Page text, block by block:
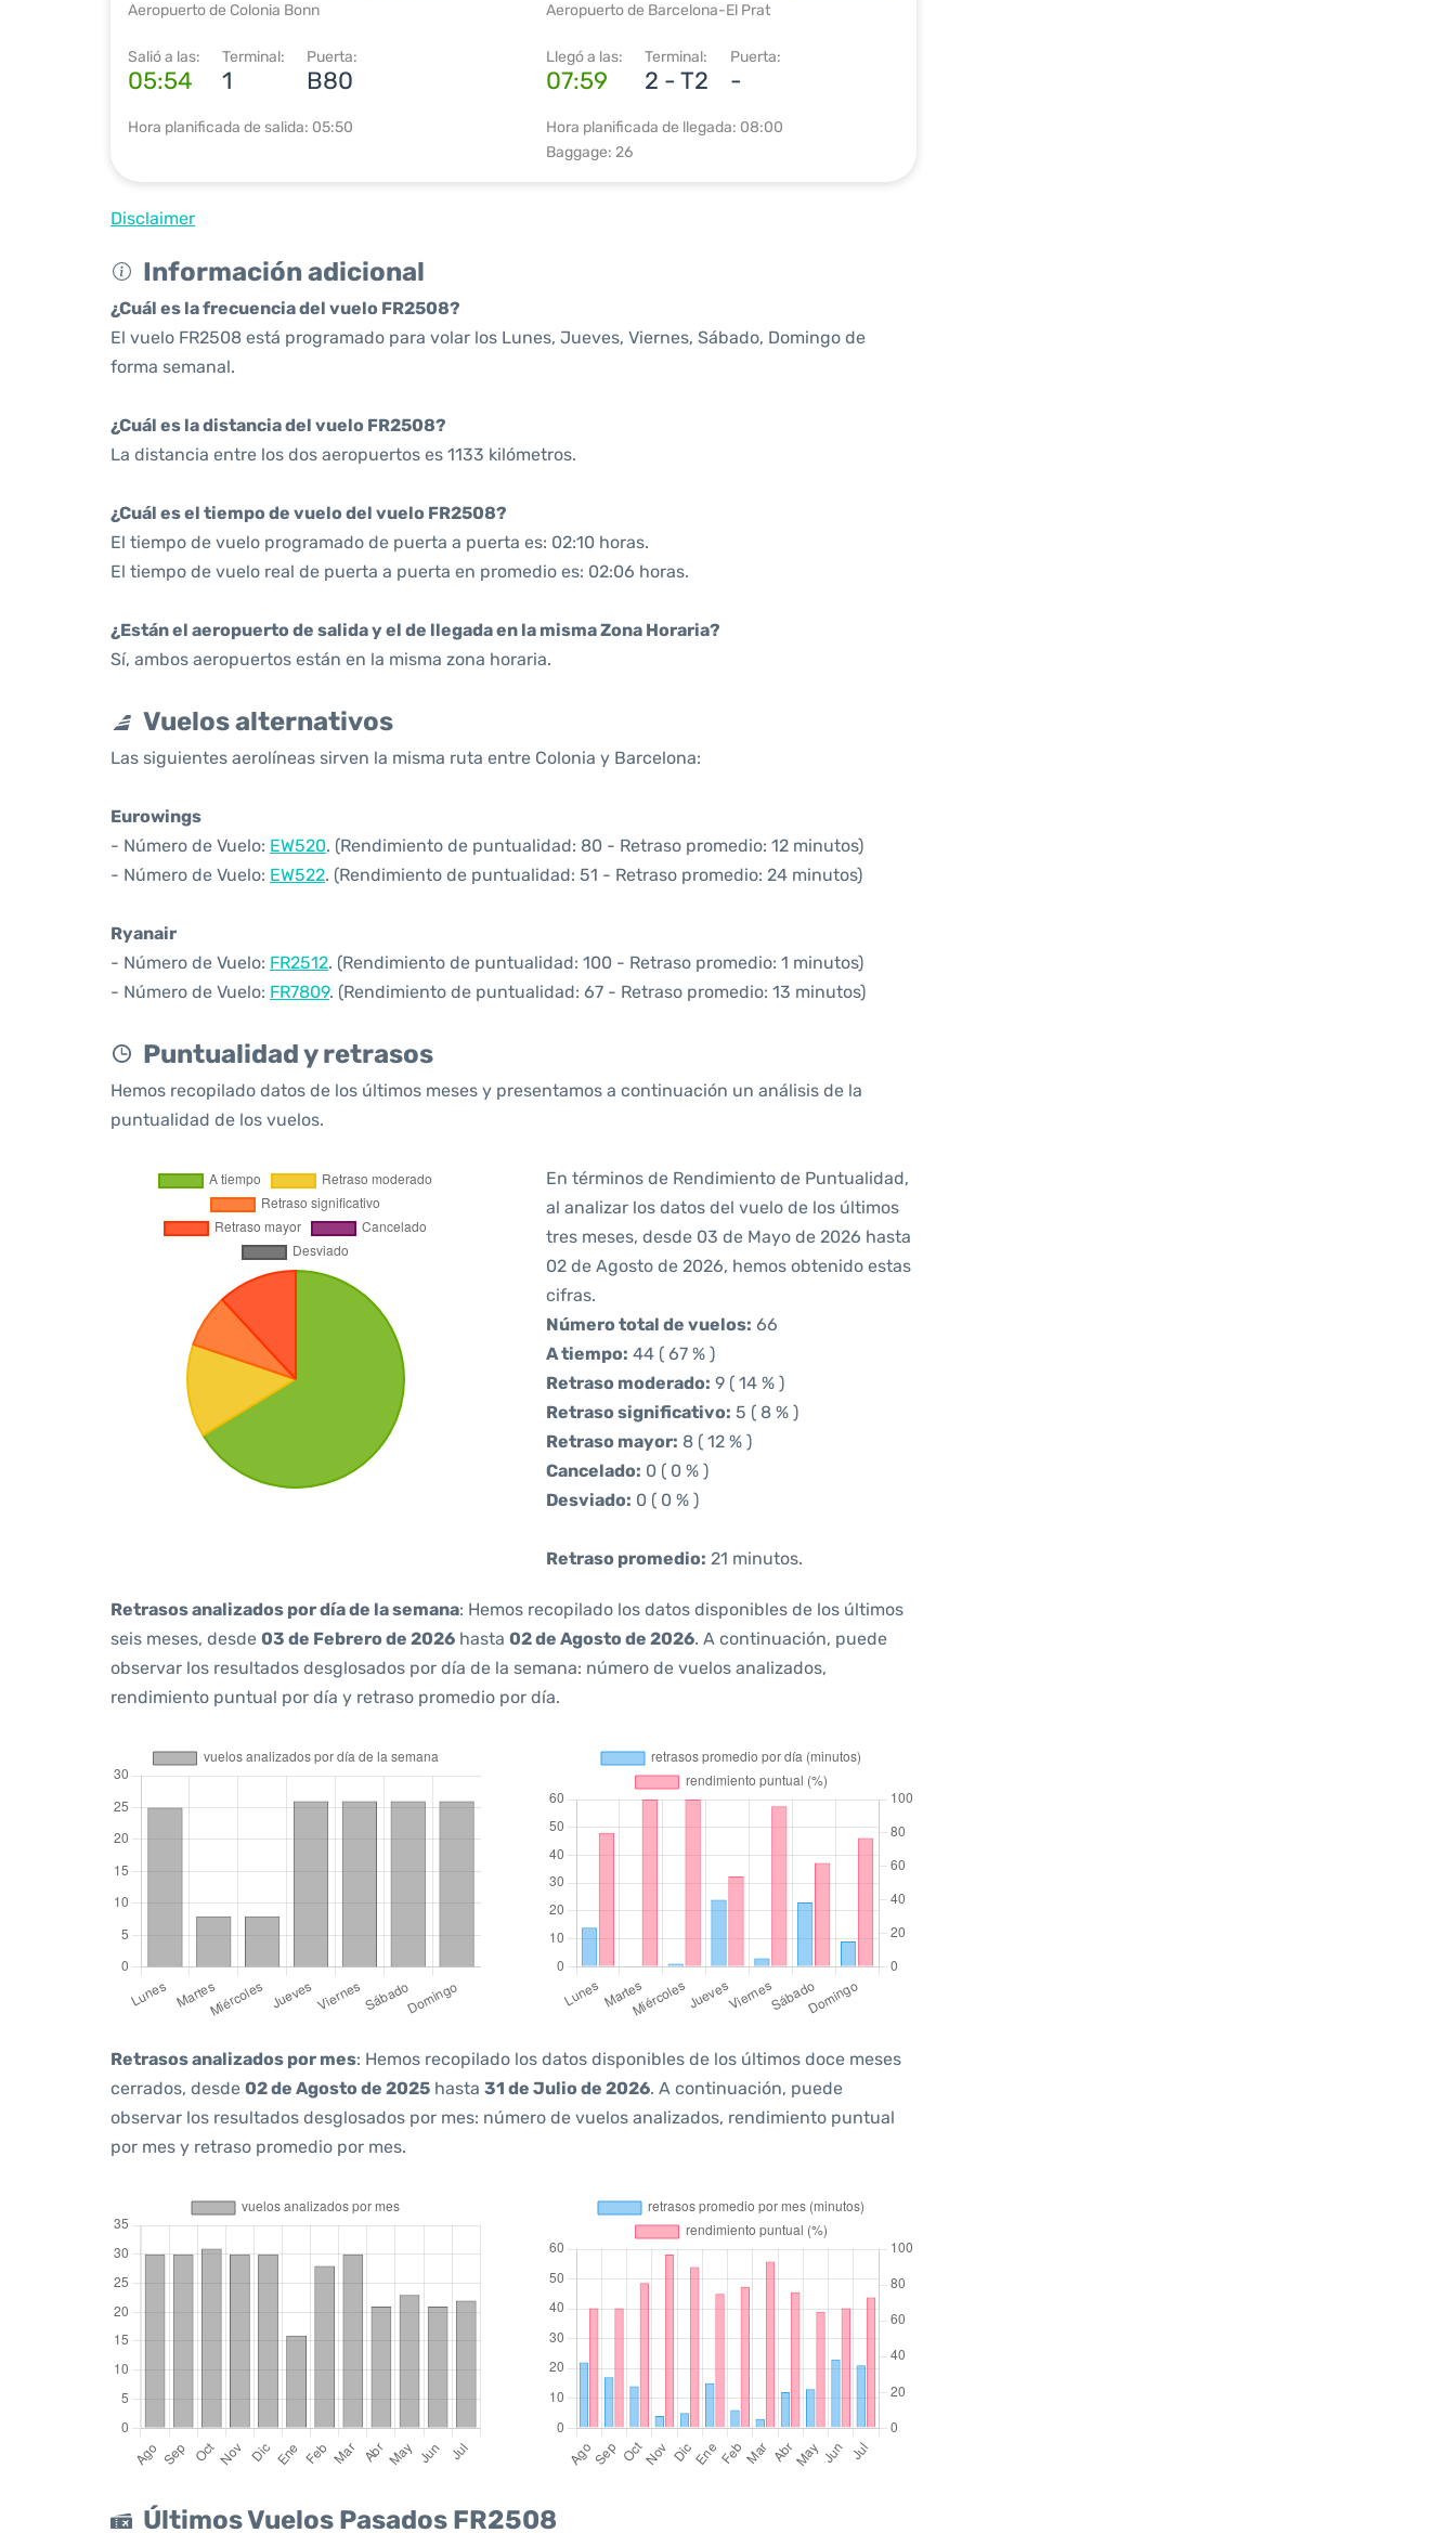
Aeropuerto de Colonia Bonn
Salió a las:
05:54
Terminal:
1
Puerta:
B80
Hora planificada de salida: 05:50
Aeropuerto de Barcelona-El Prat
Llegó a las:
07:59
Terminal:
2 - T2
Puerta:
-
Hora planificada de llegada: 08:00
Baggage: 26
Disclaimer
Información adicional
¿Cuál es la frecuencia del vuelo FR2508?
El vuelo FR2508 está programado para volar los Lunes, Jueves, Viernes, Sábado, Domingo de
forma semanal.
¿Cuál es la distancia del vuelo FR2508?
La distancia entre los dos aeropuertos es 1133 kilómetros.
¿Cuál es el tiempo de vuelo del vuelo FR2508?
El tiempo de vuelo programado de puerta a puerta es: 02:10 horas.
El tiempo de vuelo real de puerta a puerta en promedio es: 02:06 horas.
¿Están el aeropuerto de salida y el de llegada en la misma Zona Horaria?
Sí, ambos aeropuertos están en la misma zona horaria.
Vuelos alternativos
Las siguientes aerolíneas sirven la misma ruta entre Colonia y Barcelona:
Eurowings
- Número de Vuelo: EW520. (Rendimiento de puntualidad: 80 - Retraso promedio: 12 minutos)
- Número de Vuelo: EW522. (Rendimiento de puntualidad: 51 - Retraso promedio: 24 minutos)
Ryanair
- Número de Vuelo: FR2512. (Rendimiento de puntualidad: 100 - Retraso promedio: 1 minutos)
- Número de Vuelo: FR7809. (Rendimiento de puntualidad: 67 - Retraso promedio: 13 minutos)
Puntualidad y retrasos
Hemos recopilado datos de los últimos meses y presentamos a continuación un análisis de la
puntualidad de los vuelos.
En términos de Rendimiento de Puntualidad,
al analizar los datos del vuelo de los últimos
tres meses, desde 03 de Mayo de 2026 hasta
02 de Agosto de 2026, hemos obtenido estas
cifras.
Número total de vuelos: 66
A tiempo: 44 ( 67 % )
Retraso moderado: 9 ( 14 % )
Retraso significativo: 5 ( 8 % )
Retraso mayor: 8 ( 12 % )
Cancelado: 0 ( 0 % )
Desviado: 0 ( 0 % )
Retraso promedio: 21 minutos.
Retrasos analizados por día de la semana: Hemos recopilado los datos disponibles de los últimos
seis meses, desde 03 de Febrero de 2026 hasta 02 de Agosto de 2026. A continuación, puede
observar los resultados desglosados por día de la semana: número de vuelos analizados,
rendimiento puntual por día y retraso promedio por día.
Retrasos analizados por mes: Hemos recopilado los datos disponibles de los últimos doce meses
cerrados, desde 02 de Agosto de 2025 hasta 31 de Julio de 2026. A continuación, puede
observar los resultados desglosados por mes: número de vuelos analizados, rendimiento puntual
por mes y retraso promedio por mes.
Últimos Vuelos Pasados FR2508